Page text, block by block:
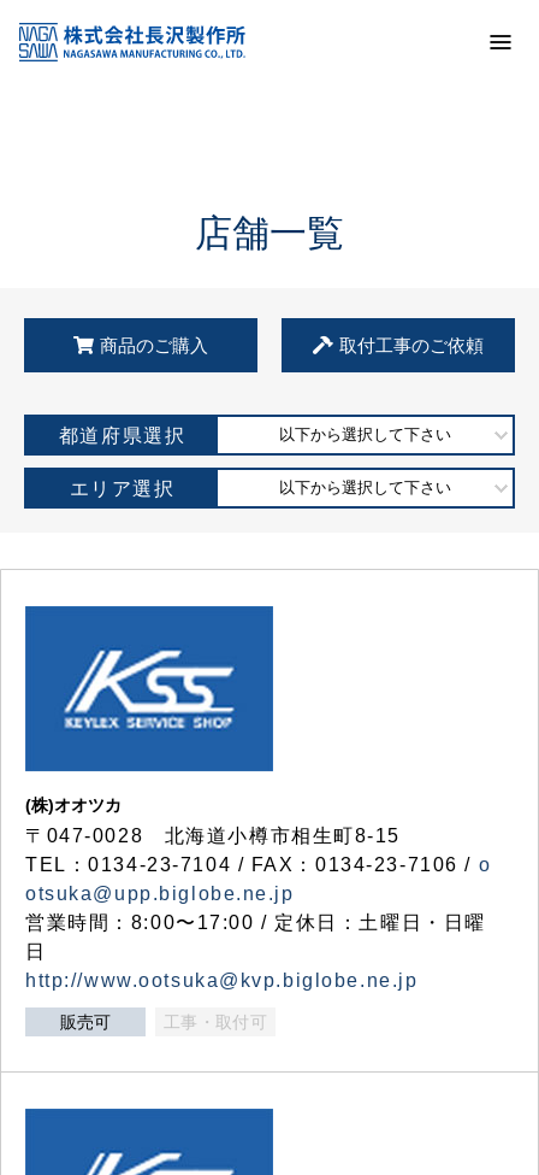
KSS加盟店・取扱店情報
店舗一覧
店舗一覧
商品のご購入 取付工事のご依頼
都道府県選択 以下から選択して下さい
エリア選択 以下から選択して下さい
(株)オオツカ
〒047-0028 北海道小樽市相生町8-15
TEL：0134-23-7104 / FAX：0134-23-7106 / o
otsuka@upp.biglobe.ne.jp
営業時間：8:00〜17:00 / 定休日：土曜日・日曜
日
http://www.ootsuka@kvp.biglobe.ne.jp
販売可 工事・取付可